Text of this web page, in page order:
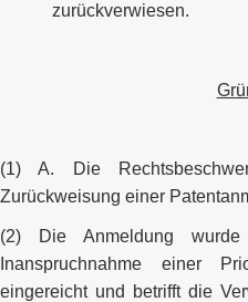
zurückverwiesen.
(1) A. Die
Zurückweisung einer
(2) Die Anmeldung
Inanspruchnahme einer
eingereicht und betrifft die